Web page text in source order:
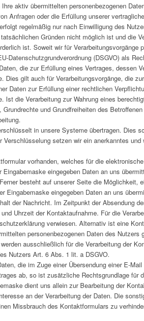
aktiv übermittelten personenbezogenen
Anfragen oder die Erfüllung unserer
regelmäßig nur nach Einwilligung des
Gründen nicht möglich ist und die
ist. Soweit wir für Verarbeitungsvorgänge
Datenschutzgrundverordnung (DSGVO) als
die zur Erfüllung eines Vertrages, dessen
Dies gilt auch für Verarbeitungsvorgänge, die
Daten zur Erfüllung einer rechtlichen
Ist die Verarbeitung zur Wahrung eines
Grundrechte und Grundfreiheiten des
in unsere Systeme übertragen. Dies
Verschlüsselung setzen wir ein anerkanntes
vorhanden, welches für die
eingegeben Daten an uns
besteht auf unserer Seite die
Eingabemaske eingegeben Daten an uns
der Nachricht. Im Zeitpunkt der Absendung
Uhrzeit der Kontaktaufnahme. Für die
verwiesen. Alternativ ist eine
personenbezogenen Daten des
ausschließlich für die Verarbeitung der
Nutzers Art. 6 Abs. 1 lit. a DSGVO.
die im Zuge einer Übersendung einer E-
ab, so ist zusätzliche Rechtsgrundlage für
dient uns allein zur Bearbeitung der
an der Verarbeitung der Daten. Die
Missbrauch des Kontaktformulars zu